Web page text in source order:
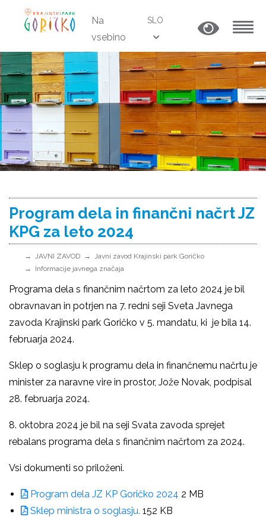
Na
vsebino
SLO
Program dela in finančni načrt JZ
KPG za leto 2024
JAVNI ZAVOD
Javni zavod Krajinski park Goričko
Informacije javnega značaja
Programa dela s finančnim načrtom za leto 2024 je bil
obravnavan in potrjen na 7. redni seji Sveta Javnega
zavoda Krajinski park Goričko v 5. mandatu, ki je bila 14.
februarja 2024.
Sklep o soglasju k programu dela in finančnemu načrtu je
minister za naravne vire in prostor, Jože Novak, podpisal
28. februarja 2024.
8. oktobra 2024 je bil na seji Svata zavoda sprejet
rebalans programa dela s finančnim načrtom za 2024.
Vsi dokumenti so priloženi.
Program dela JZ KP Goričko 2024 2 MB
Sklep ministra o soglasju. 152 KB